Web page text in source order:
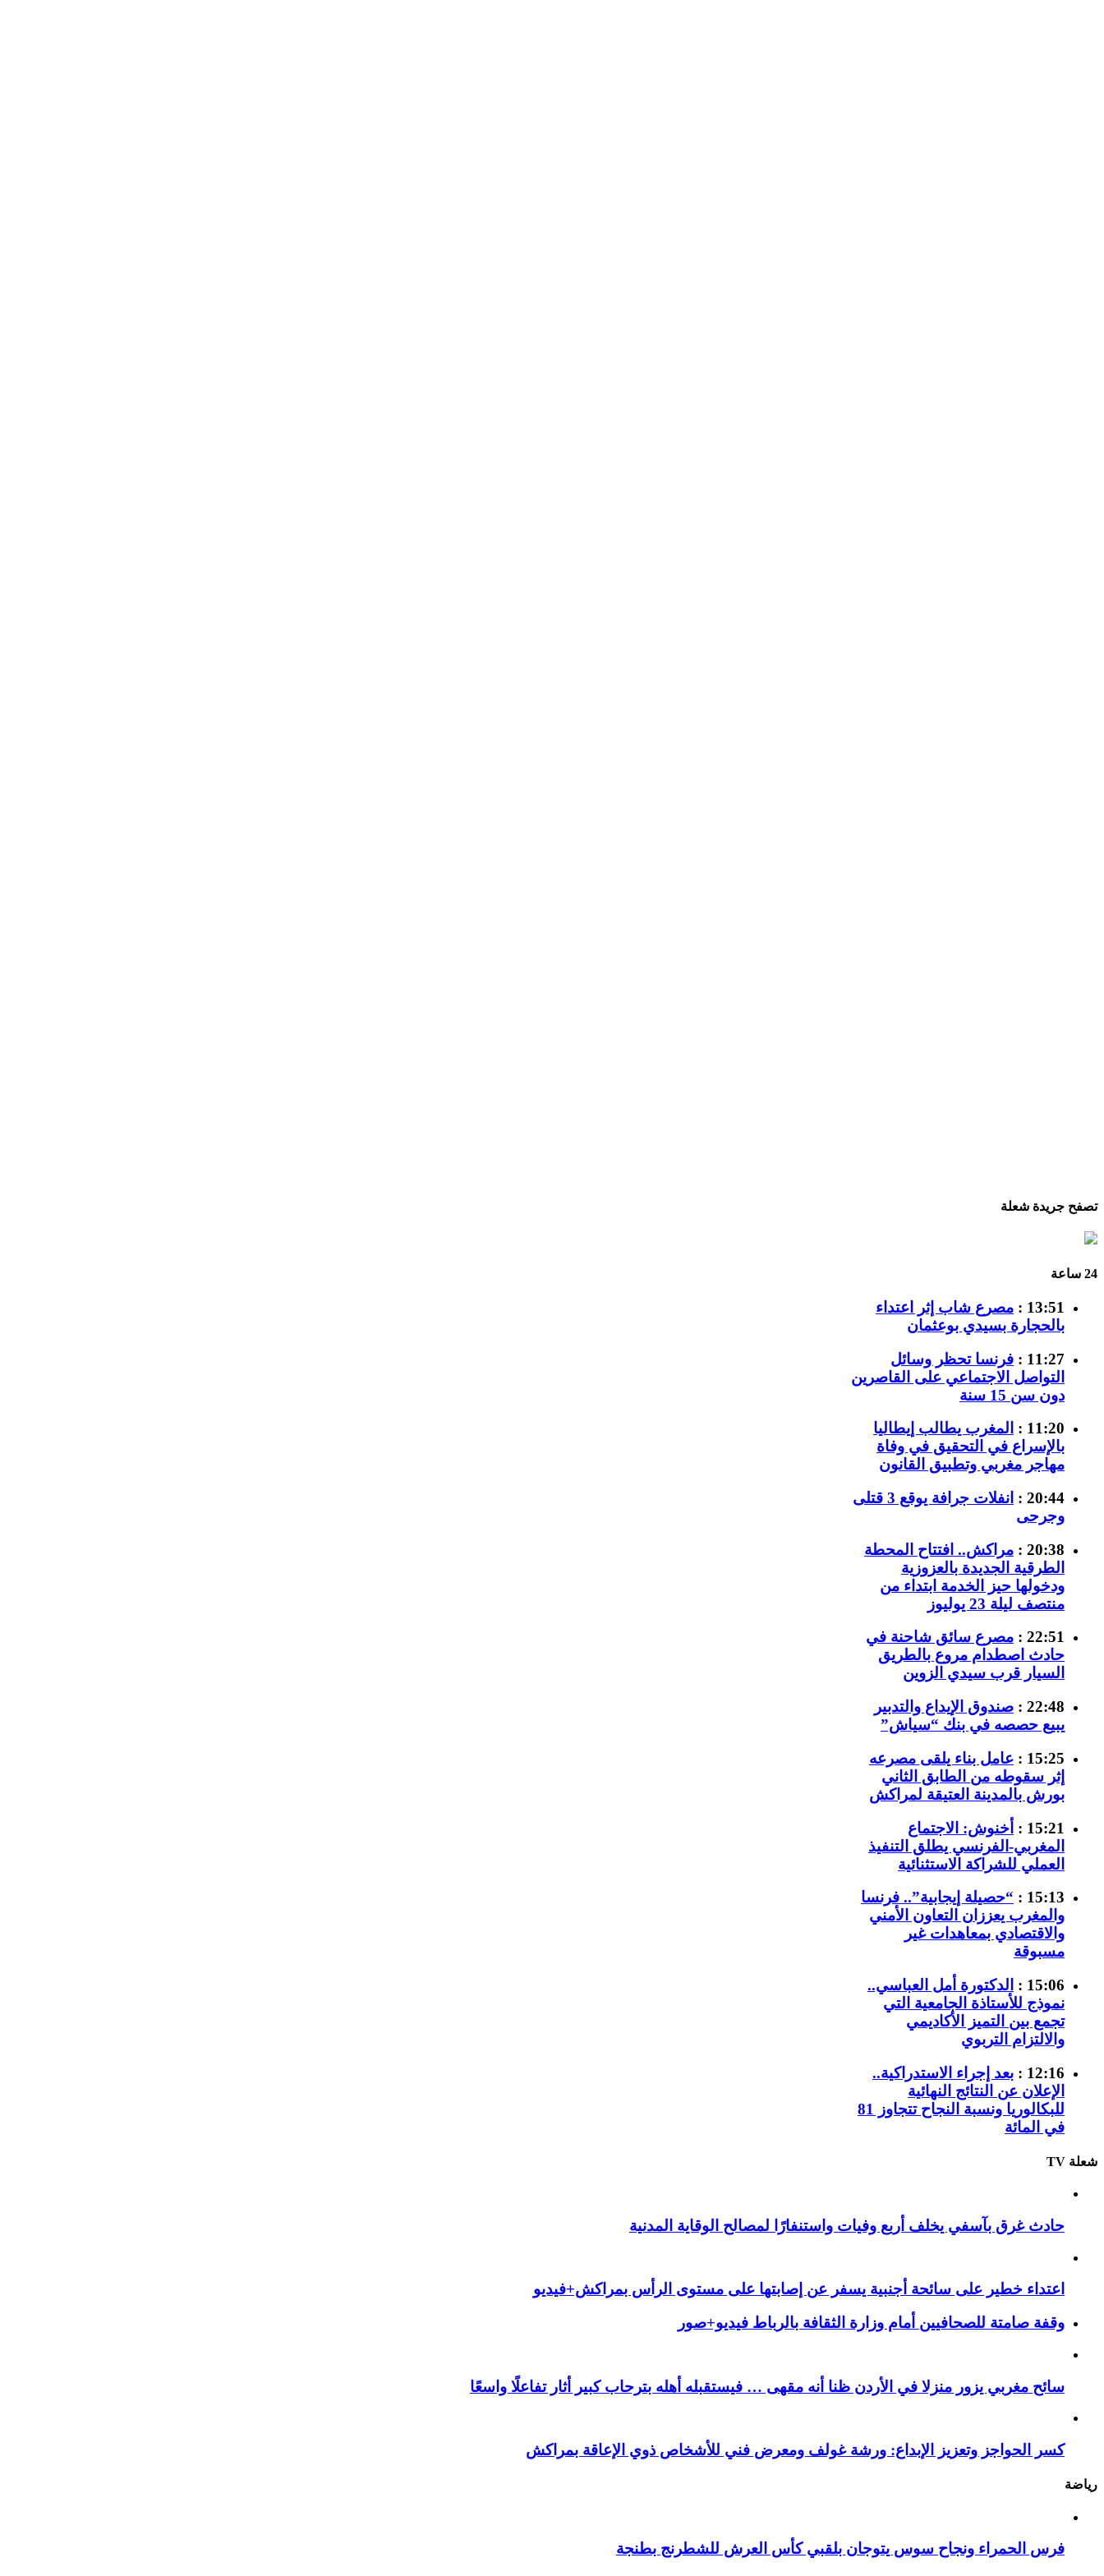
تصفح جريدة شعلة
24 ساعة
13:51 :
مصرع شاب إثر اعتداء
بالحجارة بسيدي بوعثمان
11:27 :
فرنسا تحظر وسائل
التواصل الاجتماعي على القاصرين
دون سن 15 سنة
11:20 :
المغرب يطالب إيطاليا
بالإسراع في التحقيق في وفاة
مهاجر مغربي وتطبيق القانون
20:44 :
انفلات جرافة يوقع 3 قتلى
وجرحى
20:38 :
مراكش.. افتتاح المحطة
الطرقية الجديدة بالعزوزية
ودخولها حيز الخدمة ابتداء من
منتصف ليلة 23 يوليوز
22:51 :
مصرع سائق شاحنة في
حادث اصطدام مروع بالطريق
السيار قرب سيدي الزوين
22:48 :
صندوق الإيداع والتدبير
يبيع حصصه في بنك “سياش”
15:25 :
عامل بناء يلقى مصرعه
إثر سقوطه من الطابق الثاني
بورش بالمدينة العتيقة لمراكش
15:21 :
أخنوش: الاجتماع
المغربي-الفرنسي يطلق التنفيذ
العملي للشراكة الاستثنائية
15:13 :
“حصيلة إيجابية”.. فرنسا
والمغرب يعززان التعاون الأمني
والاقتصادي بمعاهدات غير
مسبوقة
15:06 :
الدكتورة أمل العباسي..
نموذج للأستاذة الجامعية التي
تجمع بين التميز الأكاديمي
والالتزام التربوي
12:16 :
بعد إجراء الاستدراكية..
الإعلان عن النتائج النهائية
للبكالوريا ونسبة النجاح تتجاوز 81
في المائة
شعلة TV
حادث غرق بآسفي يخلف أربع وفيات واستنفارًا لمصالح الوقاية المدنية
اعتداء خطير على سائحة أجنبية يسفر عن إصابتها على مستوى الرأس بمراكش+فيديو
وقفة صامتة للصحافيين أمام وزارة الثقافة بالرباط فيديو+صور
سائح مغربي يزور منزلا في الأردن ظنا أنه مقهى … فيستقبله أهله بترحاب كبير أثار تفاعلًا واسعًا
كسر الحواجز وتعزيز الإبداع: ورشة غولف ومعرض فني للأشخاص ذوي الإعاقة بمراكش
رياضة
فرس الحمراء ونجاح سوس يتوجان بلقبي كأس العرش للشطرنج بطنجة